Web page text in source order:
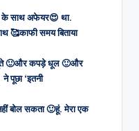
के साथ अफेयर😍 था.
🥰काफी समय बिताया
🙂और कपड़े धूल 🙂और
पूछा ‘इतनी
बोल सकता 🙂हूं. मेरा एक